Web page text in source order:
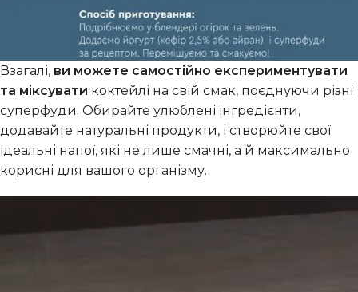
Взагалі, ви можете самостійно експериментувати
та міксувати коктейлі на свій смак, поєднуючи різні
суперфуди. Обирайте улюблені інгредієнти,
додавайте натуральні продукти, і створюйте свої
ідеальні напої, які не лише смачні, а й максимально
корисні для вашого організму.